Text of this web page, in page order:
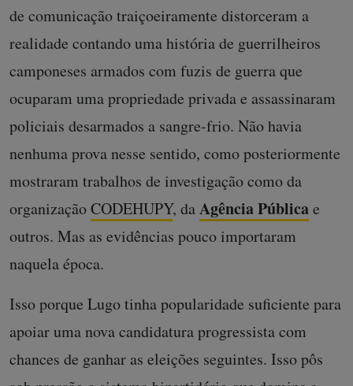
de comunicação traiçoeiramente distorceram a
realidade contando uma história de guerrilheiros
camponeses armados com fuzis de guerra que
ocuparam uma propriedade privada e assassinaram
policiais desarmados a sangre-frio. Não havia
nenhuma prova nesse sentido, como posteriormente
mostraram trabalhos de investigação como da
organizaçãoCODEHUPY, daAgênciaPúblicae
outros. Mas as evidências pouco importaram
naquela época.
Isso porque Lugo tinha popularidade suficiente para
apoiar uma nova candidatura progressista com
chances de ganhar as eleições seguintes. Isso pôs